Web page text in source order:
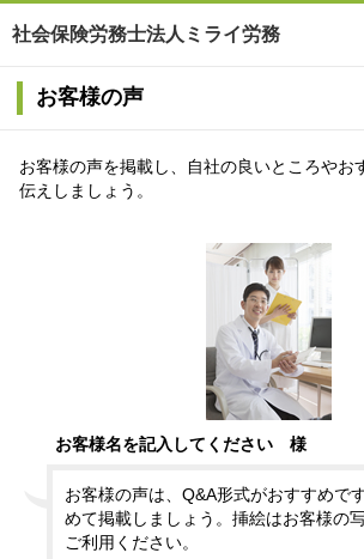
社会保険労務士法人ミライ労務
お客様の声
お客様の声を掲載し、自社の良いところやお
伝えしましょう。
お客様名を記入してください 様
お客様の声は、Q&A形式がおすすめで
めて掲載しましょう。挿絵はお客様の
ご利用ください。